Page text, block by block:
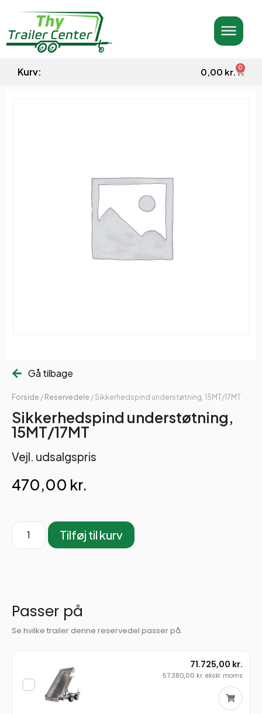
Kurv: 0,00 kr. 0
Gå tilbage
Forside / Reservedele / Sikkerhedspind understøtning, 15MT/17MT
Sikkerhedspind understøtning,
15MT/17MT
Vejl. udsalgspris
470,00 kr.
Tilføj til kurv
Passer på
Se hvilke trailer denne reservedel passer på.
71.725,00 kr.
57.380,00 kr. ekskl. moms